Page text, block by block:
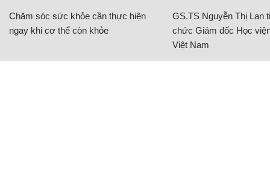
Chăm sóc sức khỏe cần thực hiện
ngay khi cơ thể còn khỏe
GS.TS Nguyễn Thị Lan
chức Giám đốc Học
Việt Nam